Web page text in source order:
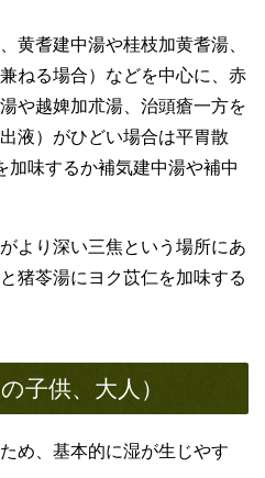
黄耆建中湯や桂枝加黄耆湯、
ねる場合）などを中心に、赤
や越婢加朮湯、治頭瘡一方を
液）がひどい場合は平胃散
加味するか補気建中湯や補中
より深い三焦という場所にあ
猪苓湯にヨク苡仁を加味する
子供、大人）
め、基本的に湿が生じやす